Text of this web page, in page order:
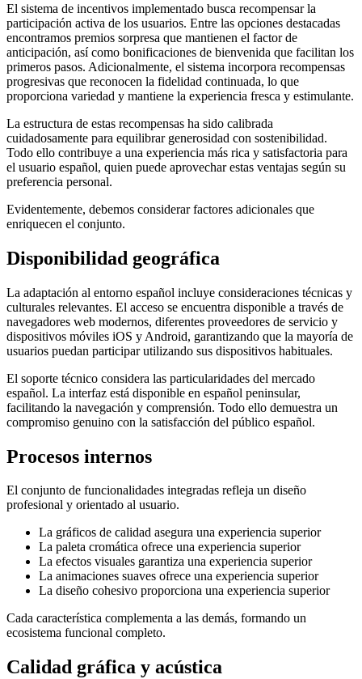
El sistema de incentivos implementado busca recompensar la
participación activa de los usuarios. Entre las opciones destacadas
encontramos premios sorpresa que mantienen el factor de
anticipación, así como bonificaciones de bienvenida que facilitan los
primeros pasos. Adicionalmente, el sistema incorpora recompensas
progresivas que reconocen la fidelidad continuada, lo que
proporciona variedad y mantiene la experiencia fresca y estimulante.
La estructura de estas recompensas ha sido calibrada
cuidadosamente para equilibrar generosidad con sostenibilidad.
Todo ello contribuye a una experiencia más rica y satisfactoria para
el usuario español, quien puede aprovechar estas ventajas según su
preferencia personal.
Evidentemente, debemos considerar factores adicionales que
enriquecen el conjunto.
Disponibilidad geográfica
La adaptación al entorno español incluye consideraciones técnicas y
culturales relevantes. El acceso se encuentra disponible a través de
navegadores web modernos, diferentes proveedores de servicio y
dispositivos móviles iOS y Android, garantizando que la mayoría de
usuarios puedan participar utilizando sus dispositivos habituales.
El soporte técnico considera las particularidades del mercado
español. La interfaz está disponible en español peninsular,
facilitando la navegación y comprensión. Todo ello demuestra un
compromiso genuino con la satisfacción del público español.
Procesos internos
El conjunto de funcionalidades integradas refleja un diseño
profesional y orientado al usuario.
La gráficos de calidad asegura una experiencia superior
La paleta cromática ofrece una experiencia superior
La efectos visuales garantiza una experiencia superior
La animaciones suaves ofrece una experiencia superior
La diseño cohesivo proporciona una experiencia superior
Cada característica complementa a las demás, formando un
ecosistema funcional completo.
Calidad gráfica y acústica